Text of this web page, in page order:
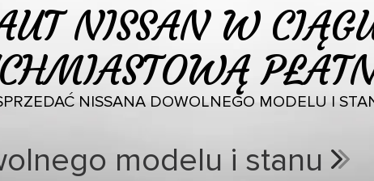
NISSAN W
NISSANA DOWOLNEGO MODELU I
modelu i stanu